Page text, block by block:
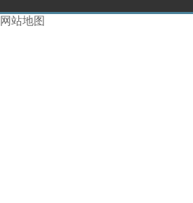
网站地图